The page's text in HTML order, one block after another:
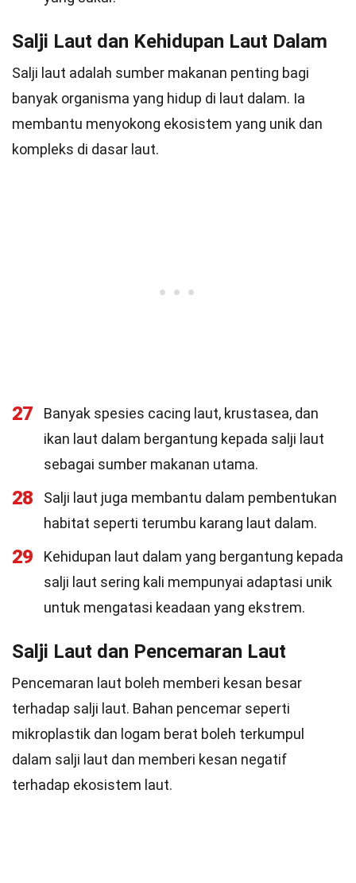
Salji Laut dan Kehidupan Laut Dalam
Salji laut adalah sumber makanan penting bagi
banyak organisma yang hidup di laut dalam. Ia
membantu menyokong ekosistem yang unik dan
kompleks di dasar laut.
27
Banyak spesies cacing laut, krustasea, dan
ikan laut dalam bergantung kepada salji laut
sebagai sumber makanan utama.
28
Salji laut juga membantu dalam pembentukan
habitat seperti terumbu karang laut dalam.
29
Kehidupan laut dalam yang bergantung kepada
salji laut sering kali mempunyai adaptasi unik
untuk mengatasi keadaan yang ekstrem.
Salji Laut dan Pencemaran Laut
Pencemaran laut boleh memberi kesan besar
terhadap salji laut. Bahan pencemar seperti
mikroplastik dan logam berat boleh terkumpul
dalam salji laut dan memberi kesan negatif
terhadap ekosistem laut.